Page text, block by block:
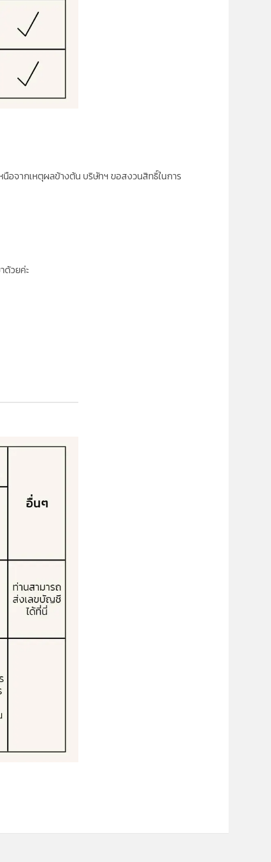
นือจากเหตุผลข้างต้น บริษัทฯ ขอสงวนสิทธิ์ในการ
ด้วยค่ะ